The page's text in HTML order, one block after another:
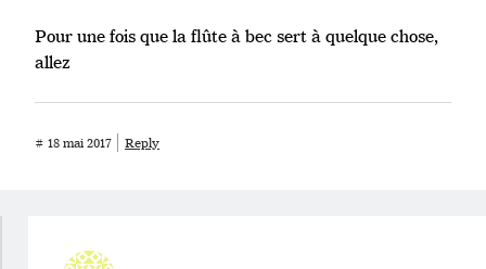
Pour une fois que la flûte à bec sert à quelque chose,
allez
# 18 mai 2017 Reply